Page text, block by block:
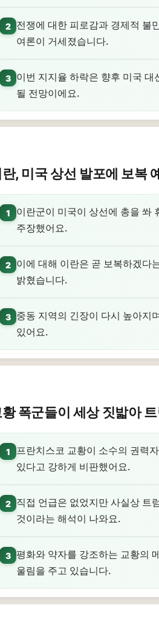
2
전쟁에 대한 피로감과 경제적 불
여론이 거세졌습니다.
3
이번 지지율 하락은 향후 미국
될 전망이에요.
, 미국 상선 발포에 보복
1
이란군이 미국이 상선에 총을 쏴
주장했어요.
2
이에 대해 이란은 곧 보복하겠다
밝혔습니다.
3
중동 지역의 긴장이 다시 높아지
있어요.
폭군들이 세상 짓밟아
1
프란치스코 교황이 소수의 권력
있다고 강하게 비판했어요.
2
직접 언급은 없었지만 사실상 트
것이라는 해석이 나와요.
3 평화와 약자를 강조하는 교황의
울림을 주고 있습니다.